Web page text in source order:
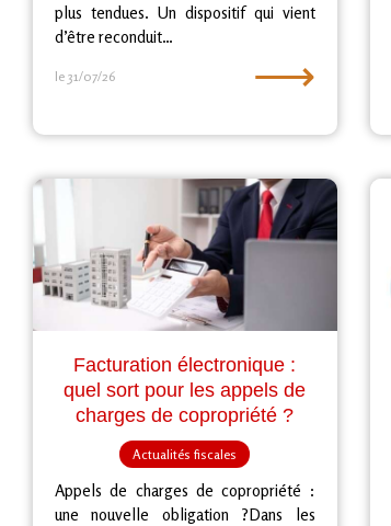
plus tendues. Un dispositif qui vient
d’être reconduit…
le 31/07/26 ⟶
Facturation électronique :
quel sort pour les appels de
charges de copropriété ?
Actualités fiscales
Appels de charges de copropriété :
une nouvelle obligation ?Dans les